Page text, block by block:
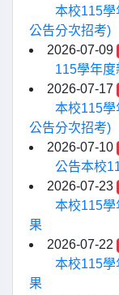
本校115學
公告分次招考)
2026-07-09
115學年
2026-07-17
本校115學
公告分次招考)
2026-07-10
公告本校
2026-07-23
本校115學
果
2026-07-22
本校115學
果